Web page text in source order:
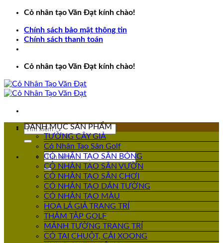
dung
Cỏ nhân tạo Văn Đạt kính chào!
Chính sách bảo mật thông tin
Chính sách thanh toán
Cỏ nhân tạo Văn Đạt kính chào!
Tìm
kiếm:
Tìm
kiếm:
DANH MỤC SẢN PHẨM
TƯỜNG CÂY GIẢ
Cỏ Nhân Tạo Sân Golf
CỎ NHÂN TẠO SÂN BÓNG
CỎ NHÂN TẠO SÂN VƯỜN
CỎ NHÂN TẠO SÂN CHƠI
CỎ NHÂN TẠO DÁN TƯỜNG
CỎ NHÂN TẠO MÀU
HOA LÁ GIẢ TRANG TRÍ
THẢM TẬP GOLF
MẢNH TƯỜNG TRANG TRÍ
CỎ TAI CHUỘT, CẢI XOONG